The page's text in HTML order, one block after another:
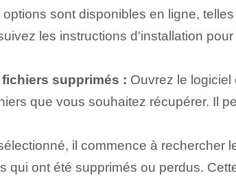
sont disponibles en ligne,
les instructions d'installation
supprimés : Ouvrez le
que vous souhaitez récupérer. Il
il commence à rechercher
ont été supprimés ou perdus.